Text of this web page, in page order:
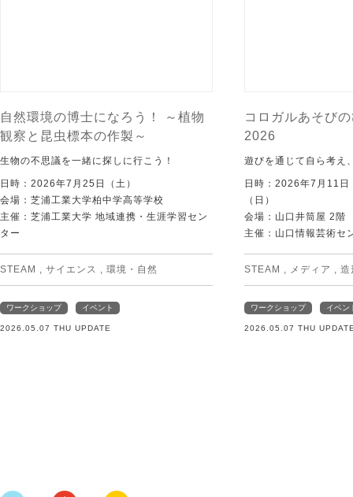
自然環境の博士になろう！ ～植物
観察と昆虫標本の作製～
生物の不思議を一緒に探しに行こう！
日時：2026年7月25日（土）
会場：芝浦工業大学柏中学高等学校
主催：芝浦工業大学 地域連携・生涯学習セン
ター
STEAM サイエンス 環境・自然
ワークショップ イベント
2026.05.07 THU UPDATE
コロガルあそび
2026
遊びを通じて自ら考え
日時：2026年7月11
（日）
会場：山口井筒屋 2階
主催：山口情報芸術セ
STEAM メディア 造
ワークショップ イベン
2026.05.07 THU